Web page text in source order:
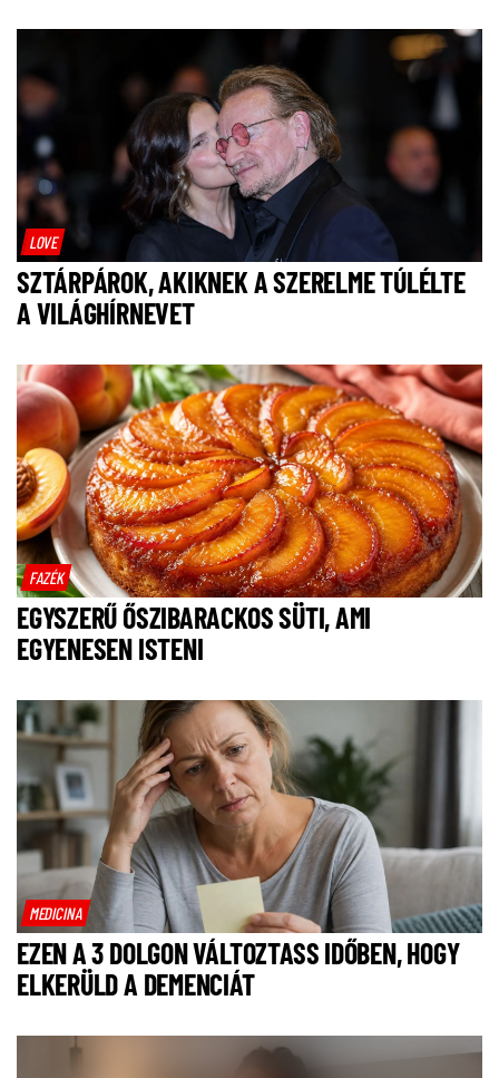
LOVE
SZTÁRPÁROK, AKIKNEK A SZERELME TÚLÉLTE
A VILÁGHÍRNEVET
FAZÉK
EGYSZERŰ ŐSZIBARACKOS SÜTI, AMI
EGYENESEN ISTENI
MEDICINA
EZEN A 3 DOLGON VÁLTOZTASS IDŐBEN, HOGY
ELKERÜLD A DEMENCIÁT